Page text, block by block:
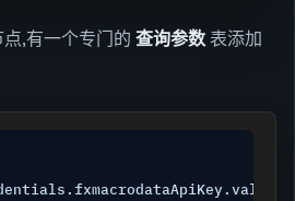
,有一个专门的 查询参数表添加